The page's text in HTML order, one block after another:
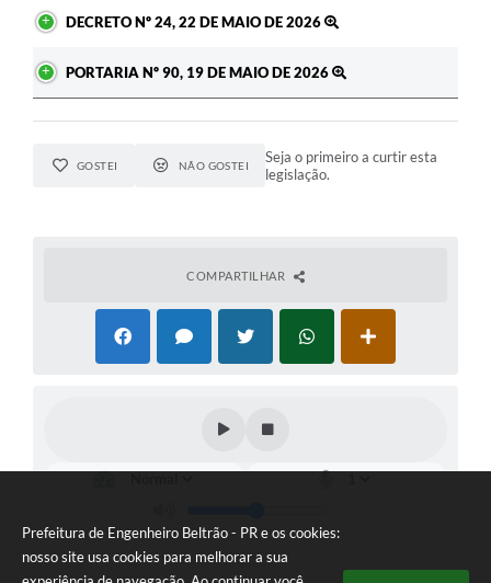
Prefeitura de Engenheiro Beltrão - PR e os cookies:
nosso site usa cookies para melhorar a sua
DECRETO Nº 24, 22 DE MAIO DE 2026
PORTARIA Nº 90, 19 DE MAIO DE 2026
GOSTEI NÃO GOSTEI
Seja o primeiro a curtir esta
legislação.
COMPARTILHAR